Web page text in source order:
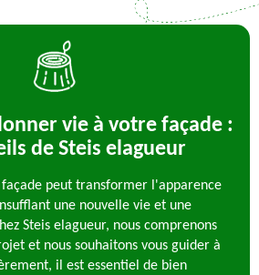
vie à votre façade :
de Steis elagueur
peut transformer l'apparence
une nouvelle vie et une
Steis elagueur, nous comprenons
et nous souhaitons vous guider à
il est essentiel de bien